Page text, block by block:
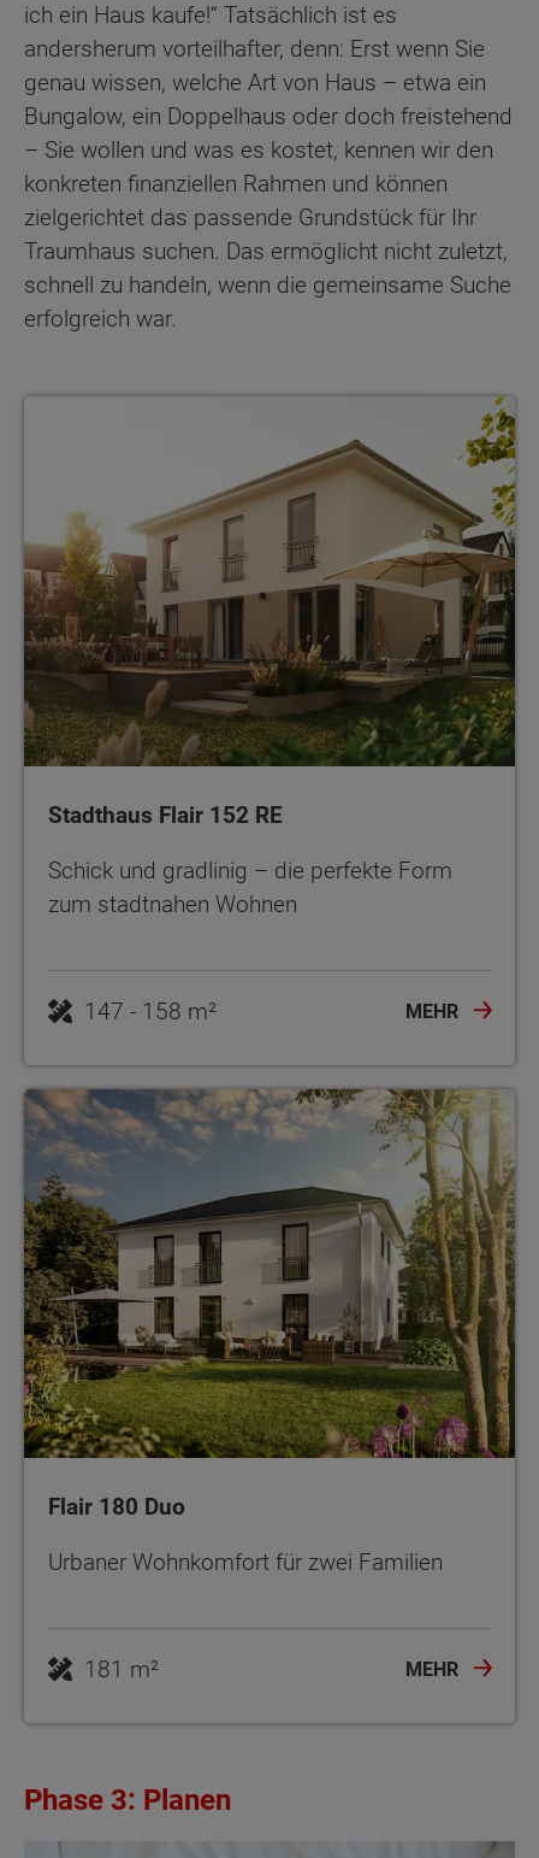
ich ein Haus kaufe!“ Tatsächlich ist es
andersherum vorteilhafter, denn: Erst wenn Sie
genau wissen, welche Art von Haus – etwa ein
Bungalow, ein Doppelhaus oder doch freistehend
– Sie wollen und was es kostet, kennen wir den
konkreten finanziellen Rahmen und können
zielgerichtet das passende Grundstück für Ihr
Traumhaus suchen. Das ermöglicht nicht zuletzt,
schnell zu handeln, wenn die gemeinsame Suche
erfolgreich war.
Stadthaus Flair 152 RE
Schick und gradlinig – die perfekte Form
zum stadtnahen Wohnen
MEHR
Flair 180 Duo
Urbaner Wohnkomfort für zwei Familien
181 m² MEHR
Phase 3: Planen